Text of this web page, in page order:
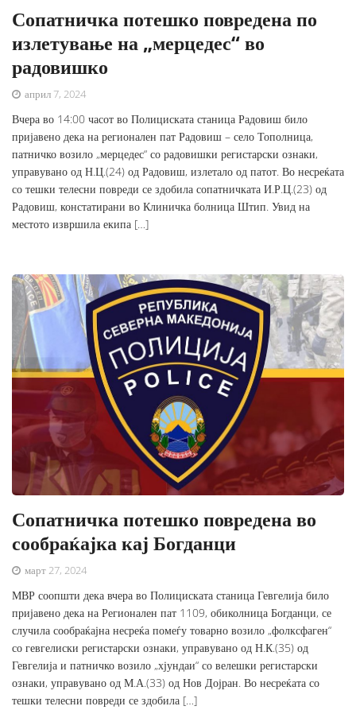
Сопатничка потешко повредена по
излетување на „мерцедес“ во
радовишко
април 7, 2024
Вчера во 14:00 часот во Полициската станица Радовиш било
пријавено дека на регионален пат Радовиш – село Тополница,
патничко возило „мерцедес“ со радовишки регистарски ознаки,
управувано од Н.Ц.(24) од Радовиш, излетало од патот. Во несреќата
со тешки телесни повреди се здобила сопатничката И.Р.Ц.(23) од
Радовиш, констатирани во Клиничка болница Штип. Увид на
местото извршила екипа […]
Сопатничка потешко повредена во
сообраќајка кај Богданци
март 27, 2024
МВР соопшти дека вчера во Полициската станица Гевгелија било
пријавено дека на Регионален пат 1109, обиколница Богданци, се
случила сообраќајна несреќа помеѓу товарно возило „фолксфаген“
со гевгелиски регистарски ознаки, управувано од Н.К.(35) од
Гевгелија и патничко возило „хјундаи“ со велешки регистарски
ознаки, управувано од М.А.(33) од Нов Дојран. Во несреќата со
тешки телесни повреди се здобила […]